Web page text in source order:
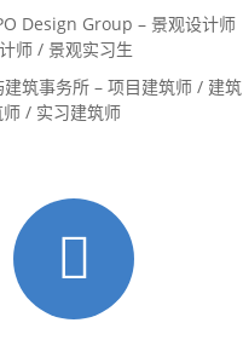
Design Group – 景观设计师
师 / 景观实习生
建筑事务所 – 项目建筑师 / 建筑
/ 实习建筑师